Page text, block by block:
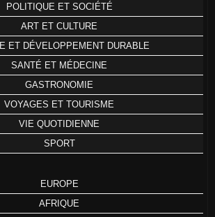
POLITIQUE ET SOCIÉTÉ
ART ET CULTURE
ET DÉVELOPPEMENT DURABLE
SANTÉ ET MÉDECINE
GASTRONOMIE
VOYAGES ET TOURISME
VIE QUOTIDIENNE
SPORT
EUROPE
AFRIQUE